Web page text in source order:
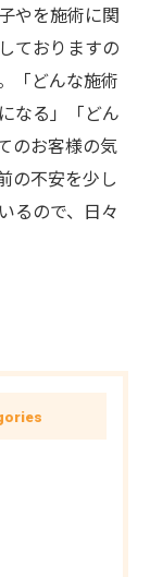
やを施術に関
ておりますの
「どんな施術
なる」「どん
のお客様の気
の不安を少し
るので、日々